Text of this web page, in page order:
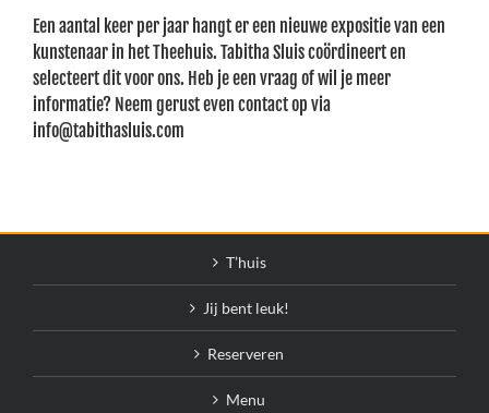
Een aantal keer per jaar hangt er een nieuwe expositie van een
kunstenaar in het Theehuis. Tabitha Sluis coördineert en
selecteert dit voor ons. Heb je een vraag of wil je meer
informatie? Neem gerust even contact op via
info@tabithasluis.com
T’huis
Jij bent leuk!
Reserveren
Menu